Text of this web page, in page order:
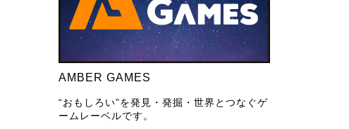
AMBER GAMES
“おもしろい”を発見・発掘・世界とつなぐゲ
ームレーベルです。